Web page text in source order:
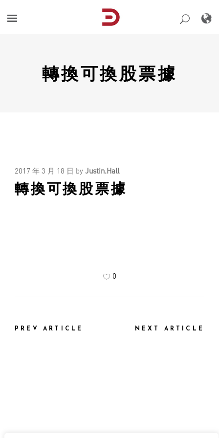
content
轉換可換股票據
2017 年 3 月 18 日 by Justin.Hall
轉換可換股票據
0
PREV ARTICLE NEXT ARTICLE